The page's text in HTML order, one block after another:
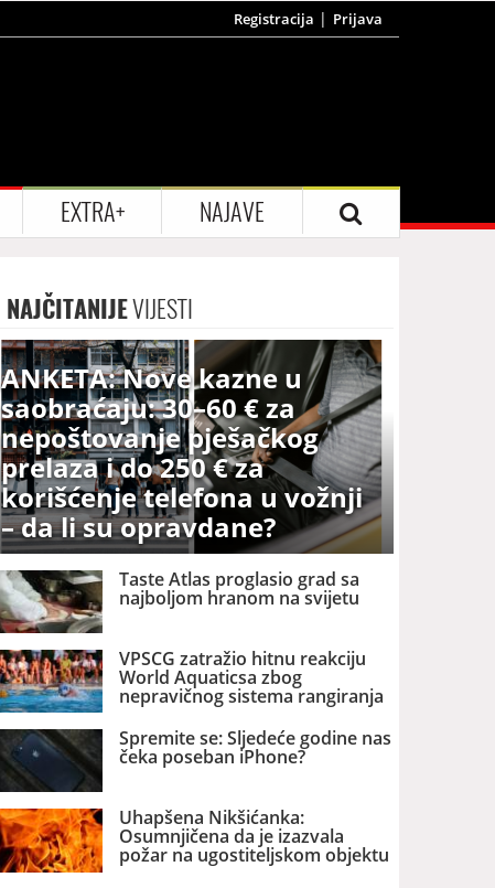
Registracija Prijava
EXTRA+ NAJAVE
NAJČITANIJEVIJESTI
ANKETA: Nove kazne u
saobraćaju: 30–60 € za
nepoštovanje pješačkog
prelaza i do 250 € za
korišćenje telefona u vožnji
– da li su opravdane?
Taste Atlas proglasio grad sa
najboljom hranom na svijetu
VPSCG zatražio hitnu reakciju
World Aquaticsa zbog
nepravičnog sistema rangiranja
na U16 Svjetskom prvenstvu
Spremite se: Sljedeće godine nas
čeka poseban iPhone?
Uhapšena Nikšićanka:
Osumnjičena da je izazvala
požar na ugostiteljskom objektu
u tom gradu